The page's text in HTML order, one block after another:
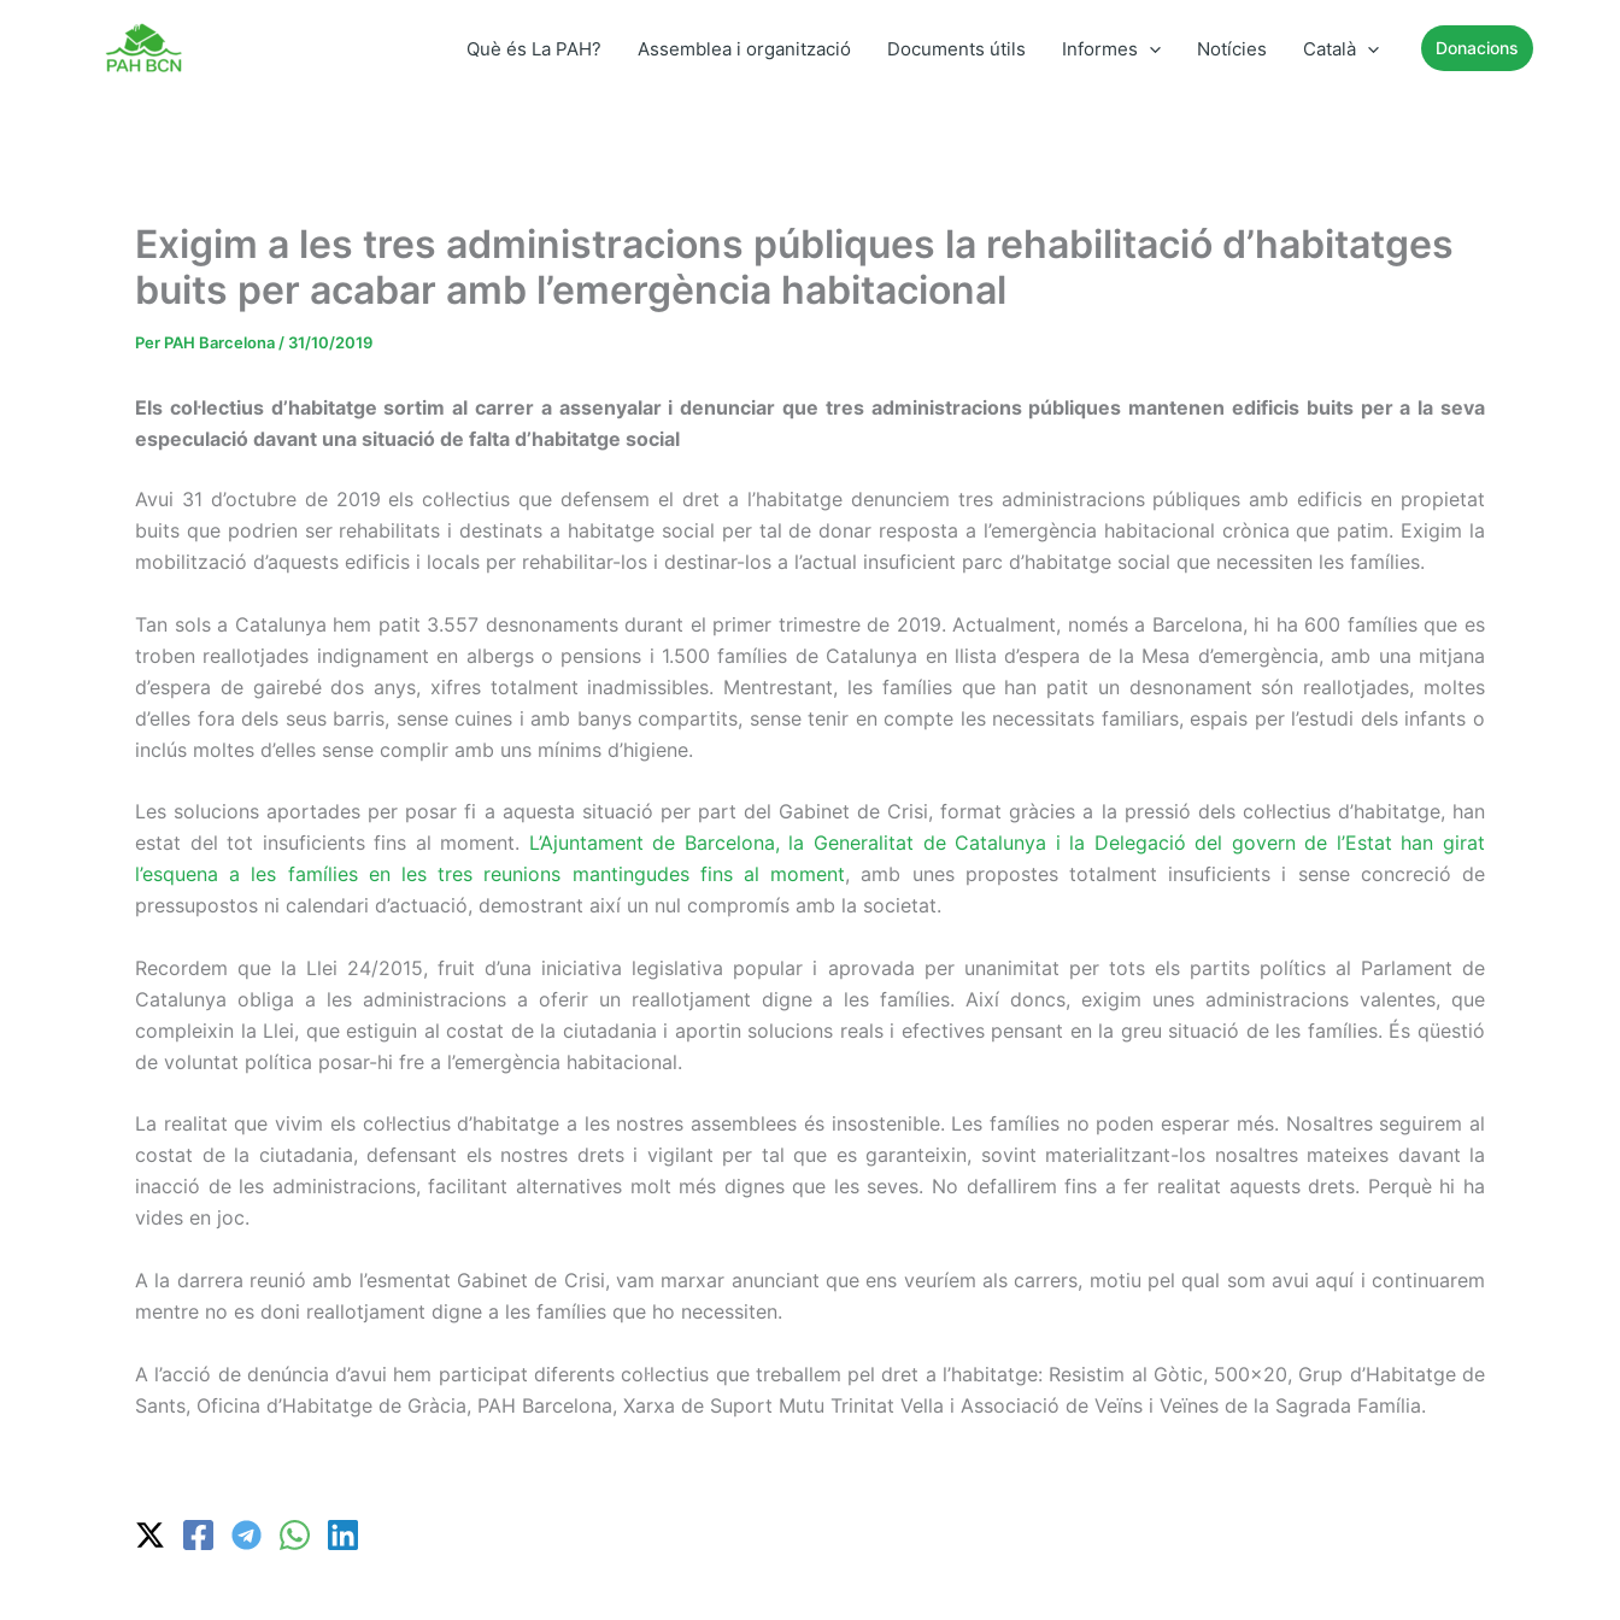
Què és La PAH? Assemblea i organització Documents útils Informes Notícies Català Donacions
Exigim a les tres administracions públiques la rehabilitació d’habitatges
buits per acabar amb l’emergència habitacional
Per PAH Barcelona / 31/10/2019
Els col·lectius d’habitatge sortim al carrer a assenyalar i denunciar que tres administracions públiques mantenen edificis buits per a la seva
especulació davant una situació de falta d’habitatge social
Avui 31 d’octubre de 2019 els col·lectius que defensem el dret a l’habitatge denunciem tres administracions públiques amb edificis en propietat
buits que podrien ser rehabilitats i destinats a habitatge social per tal de donar resposta a l’emergència habitacional crònica que patim. Exigim la
mobilització d’aquests edificis i locals per rehabilitar-los i destinar-los a l’actual insuficient parc d’habitatge social que necessiten les famílies.
Tan sols a Catalunya hem patit 3.557 desnonaments durant el primer trimestre de 2019. Actualment, només a Barcelona, hi ha 600 famílies que es
troben reallotjades indignament en albergs o pensions i 1.500 famílies de Catalunya en llista d’espera de la Mesa d’emergència, amb una mitjana
d’espera de gairebé dos anys, xifres totalment inadmissibles. Mentrestant, les famílies que han patit un desnonament són reallotjades, moltes
d’elles fora dels seus barris, sense cuines i amb banys compartits, sense tenir en compte les necessitats familiars, espais per l’estudi dels infants o
inclús moltes d’elles sense complir amb uns mínims d’higiene.
Les solucions aportades per posar fi a aquesta situació per part del Gabinet de Crisi, format gràcies a la pressió dels col·lectius d’habitatge, han
estat del tot insuficients fins al moment. L’Ajuntament de Barcelona, la Generalitat de Catalunya i la Delegació del govern de l’Estat han girat
l’esquena a les famílies en les tres reunions mantingudes fins al moment, amb unes propostes totalment insuficients i sense concreció de
pressupostos ni calendari d’actuació, demostrant així un nul compromís amb la societat.
Recordem que la Llei 24/2015, fruit d’una iniciativa legislativa popular i aprovada per unanimitat per tots els partits polítics al Parlament de
Catalunya obliga a les administracions a oferir un reallotjament digne a les famílies. Així doncs, exigim unes administracions valentes, que
compleixin la Llei, que estiguin al costat de la ciutadania i aportin solucions reals i efectives pensant en la greu situació de les famílies. És qüestió
de voluntat política posar-hi fre a l’emergència habitacional.
La realitat que vivim els col·lectius d’habitatge a les nostres assemblees és insostenible. Les famílies no poden esperar més. Nosaltres seguirem al
costat de la ciutadania, defensant els nostres drets i vigilant per tal que es garanteixin, sovint materialitzant-los nosaltres mateixes davant la
inacció de les administracions, facilitant alternatives molt més dignes que les seves. No defallirem fins a fer realitat aquests drets. Perquè hi ha
vides en joc.
A la darrera reunió amb l’esmentat Gabinet de Crisi, vam marxar anunciant que ens veuríem als carrers, motiu pel qual som avui aquí i continuarem
mentre no es doni reallotjament digne a les famílies que ho necessiten.
A l’acció de denúncia d’avui hem participat diferents col·lectius que treballem pel dret a l’habitatge: Resistim al Gòtic, 500×20, Grup d’Habitatge de
Sants, Oficina d’Habitatge de Gràcia, PAH Barcelona, Xarxa de Suport Mutu Trinitat Vella i Associació de Veïns i Veïnes de la Sagrada Família.